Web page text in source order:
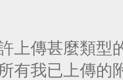
上傳甚麼類型
有我已上傳的